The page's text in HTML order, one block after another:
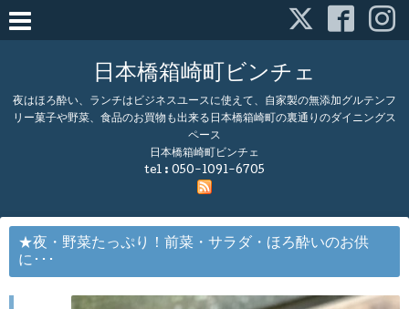
日本橋箱崎町ビンチェ
夜はほろ酔い、ランチはビジネスユースに使えて、自家製の無添加グルテンフ
リー菓子や野菜、食品のお買物も出来る日本橋箱崎町の裏通りのダイニングス
ペース
日本橋箱崎町ビンチェ
tel : 050-1091-6705
★夜・野菜たっぷり！前菜・サラダ・ほろ酔いのお供
に･･･